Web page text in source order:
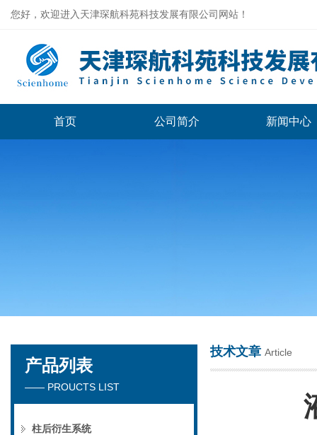
您好，欢迎进入天津琛航科苑科技发展有限公司网站！
天津琛航科苑科技发展有限公司
首页 公司简介 新闻中心
产品列表
—— PROUCTS LIST
柱后衍生系统
技术文章 Article